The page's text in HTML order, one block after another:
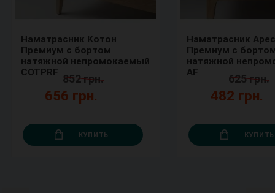
Наматрасник Котон
Премиум с бортом
натяжной непромокаемый
COTPRF
656 грн.
852 грн.
КУПИТЬ
Наматрасник Арес
Премиум с
натяжной
AF
482 грн.
625 грн.
КУПИТЬ